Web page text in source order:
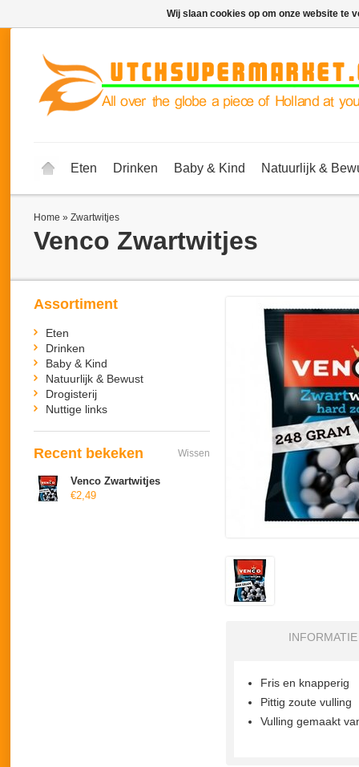
Eten Drinken Baby & Kind Natuurlijk &
Home » Zwartwitjes
Venco Zwartwitjes
INFORMATIE
Fris en knapperig
Pittig zoute vulling
Vulling gemaakt
Assortiment
Eten
Drinken
Baby & Kind
Natuurlijk & Bewust
Drogisterij
Nuttige links
Recent bekeken Wissen
Venco Zwartwitjes
€2,49
Wij slaan cookies op om onze website te